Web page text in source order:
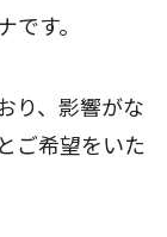
す。
り、影響がな
ご希望をいた